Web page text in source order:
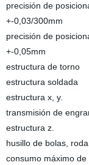
precisión de
+-0,03/300mm
precisión de
+-0,05mm
estructura de torno
estructura soldada
estructura x, y.
transmisión de
estructura z.
husillo de bolas,
consumo máximo de